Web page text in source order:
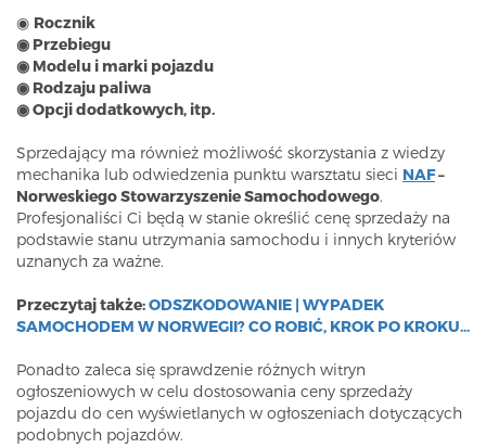
◉ Rocznik
◉ Przebiegu
◉ Modelu i marki pojazdu
◉ Rodzaju paliwa
◉ Opcji dodatkowych, itp.
Sprzedający ma również możliwość skorzystania z wiedzy
mechanika lub odwiedzenia punktu warsztatu sieci NAF–
Norweskiego Stowarzyszenie Samochodowego.
Profesjonaliści Ci będą w stanie określić cenę sprzedaży na
podstawie stanu utrzymania samochodu i innych kryteriów
uznanych za ważne.
Przeczytaj także:ODSZKODOWANIE | WYPADEK
SAMOCHODEM W NORWEGII? CO ROBIĆ, KROK PO KROKU...
Ponadto zaleca się sprawdzenie różnych witryn
ogłoszeniowych w celu dostosowania ceny sprzedaży
pojazdu do cen wyświetlanych w ogłoszeniach dotyczących
podobnych pojazdów.